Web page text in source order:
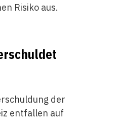
Risiko aus.
der
entfallen auf